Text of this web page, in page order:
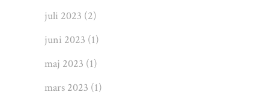
juli 2023 (2)
juni 2023 (1)
maj 2023 (1)
mars 2023 (1)